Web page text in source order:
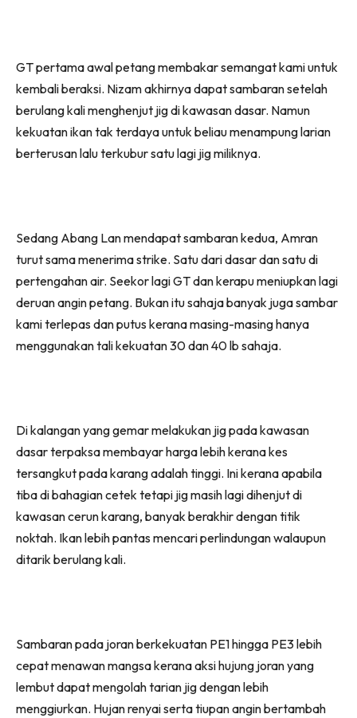
GT pertama awal petang membakar semangat kami untuk
kembali beraksi. Nizam akhirnya dapat sambaran setelah
berulang kali menghenjut jig di kawasan dasar. Namun
kekuatan ikan tak terdaya untuk beliau menampung larian
berterusan lalu terkubur satu lagi jig miliknya.
Sedang Abang Lan mendapat sambaran kedua, Amran
turut sama menerima strike. Satu dari dasar dan satu di
pertengahan air. Seekor lagi GT dan kerapu meniupkan lagi
deruan angin petang. Bukan itu sahaja banyak juga sambar
kami terlepas dan putus kerana masing-masing hanya
menggunakan tali kekuatan 30 dan 40 lb sahaja.
Di kalangan yang gemar melakukan jig pada kawasan
dasar terpaksa membayar harga lebih kerana kes
tersangkut pada karang adalah tinggi. Ini kerana apabila
tiba di bahagian cetek tetapi jig masih lagi dihenjut di
kawasan cerun karang, banyak berakhir dengan titik
noktah. Ikan lebih pantas mencari perlindungan walaupun
ditarik berulang kali.
Sambaran pada joran berkekuatan PE1 hingga PE3 lebih
cepat menawan mangsa kerana aksi hujung joran yang
lembut dapat mengolah tarian jig dengan lebih
menggiurkan. Hujan renyai serta tiupan angin bertambah